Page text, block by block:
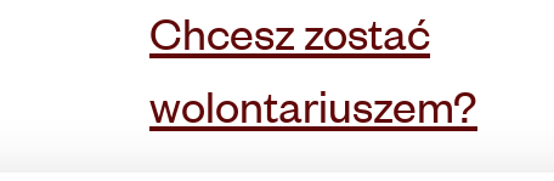
Chcesz zostać
wolontariuszem?